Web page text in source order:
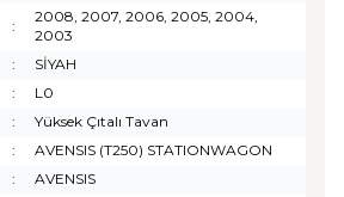
:
2008, 2007, 2006, 2005, 2004,
2003
:
SİYAH
:
L0
:
Yüksek Çıtalı Tavan
:
AVENSIS (T250) STATIONWAGON
:
AVENSIS